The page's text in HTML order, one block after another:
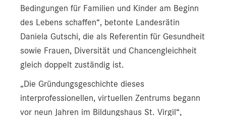
Bedingungen für Familien und Kinder am Beginn
des Lebens schaffen“, betonte Landesrätin
Daniela Gutschi, die als Referentin für Gesundheit
sowie Frauen, Diversität und Chancengleichheit
gleich doppelt zuständig ist.
„Die Gründungsgeschichte dieses
interprofessionellen, virtuellen Zentrums begann
vor neun Jahren im Bildungshaus St. Virgil“,